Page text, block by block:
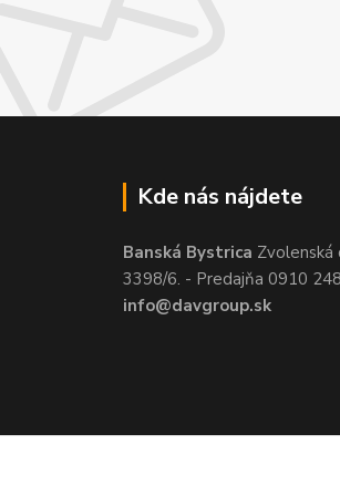
Kde nás nájdete
Banská Bystrica Zvolenská
3398/6. - Predajňa 0910
info@davgroup.sk